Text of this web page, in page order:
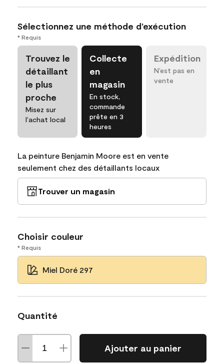
Sélectionnez une méthode d’exécution
* Requis
Trouvez le
détaillant
le plus
proche
Misez sur
l’achat local
Collecte
en
magasin
En stock,
commande
prête en 3
heures
Expédition
N’est pas en
vente
La peinture Benjamin Moore est en vente
seulement chez des détaillants locaux
Trouver un magasin
Choisir couleur
* Requis
Miel Doré 297
Quantité
Ajouter au panier